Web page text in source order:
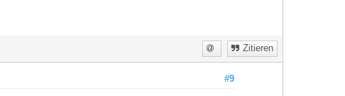
Zitieren
#9